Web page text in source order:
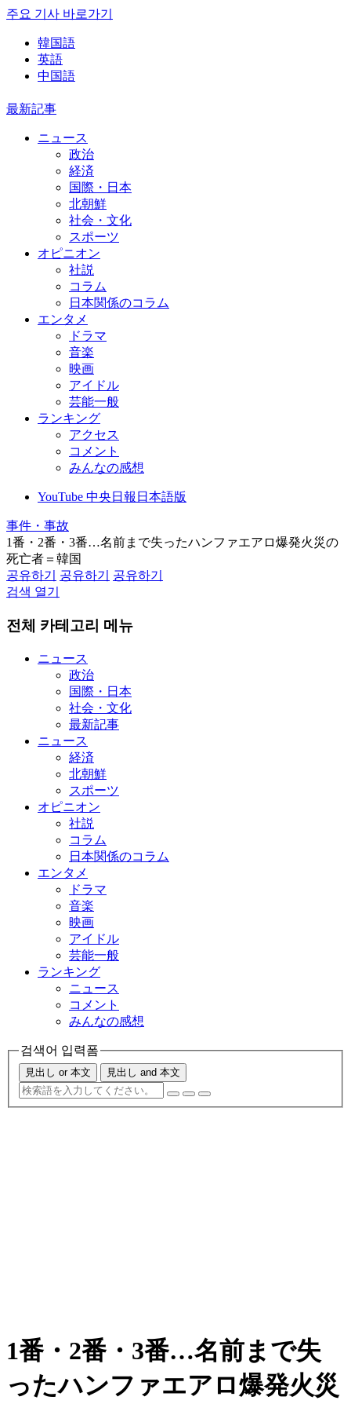
주요 기사 바로가기
韓国語
英語
中国語
最新記事
ニュース
政治
経済
国際・日本
北朝鮮
社会・文化
スポーツ
オピニオン
社説
コラム
日本関係のコラム
エンタメ
ドラマ
音楽
映画
アイドル
芸能一般
ランキング
アクセス
コメント
みんなの感想
YouTube 中央日報日本語版
事件・事故
1番・2番・3番…名前まで失ったハンファエアロ爆発火災の
死亡者＝韓国
공유하기
공유하기
공유하기
검색 열기
전체 카테고리 메뉴
ニュース
政治
国際・日本
社会・文化
最新記事
ニュース
経済
北朝鮮
スポーツ
オピニオン
社説
コラム
日本関係のコラム
エンタメ
ドラマ
音楽
映画
アイドル
芸能一般
ランキング
ニュース
コメント
みんなの感想
검색어 입력폼
見出し or 本文 見出し and 本文
1番・2番・3番…名前まで失
ったハンファエアロ爆発火災